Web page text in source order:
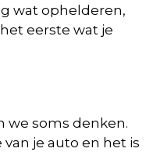
wat ophelderen,
eerste wat je
we soms denken.
je auto en het is